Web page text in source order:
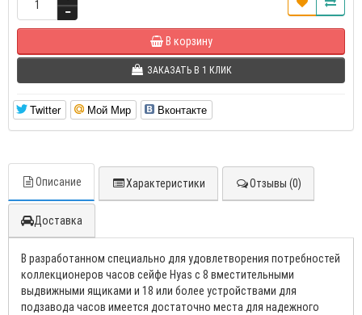
В корзину
ЗАКАЗАТЬ В 1 КЛИК
Twitter Мой Мир Вконтакте
Описание Характеристики Отзывы (0)
Доставка
В разработанном специально для удовлетворения потребностей
коллекционеров часов сейфе Hyas с 8 вместительными
выдвижными ящиками и 18 или более устройствами для
подзавода часов имеется достаточно места для надежного